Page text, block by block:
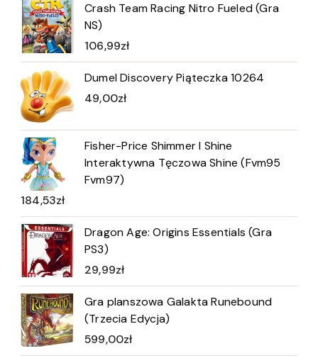
Crash Team Racing Nitro Fueled (Gra
NS)
106,99zł
Dumel Discovery Piąteczka 10264
49,00zł
Fisher-Price Shimmer I Shine
Interaktywna Tęczowa Shine (Fvm95
Fvm97)
184,53zł
Dragon Age: Origins Essentials (Gra
PS3)
29,99zł
Gra planszowa Galakta Runebound
(Trzecia Edycja)
599,00zł